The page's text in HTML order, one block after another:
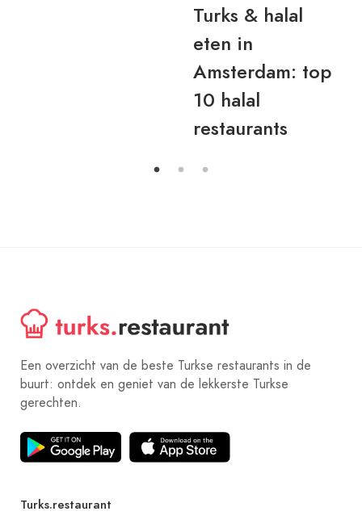
Turks & halal
eten in
Amsterdam: top
10 halal
restaurants
Een overzicht van de beste Turkse restaurants in de
buurt: ontdek en geniet van de lekkerste Turkse
gerechten.
Turks.restaurant